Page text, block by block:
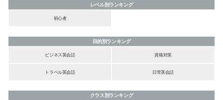
レベル別ランキング
初心者
目的別ランキング
ビジネス英会話
資格対策
トラベル英会話 日常英会話
クラス別ランキング